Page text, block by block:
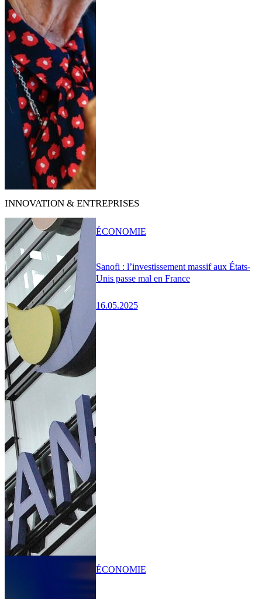
INNOVATION & ENTREPRISES
Sanofi : l’investissement massif aux États-
Unis passe mal en France
16.05.2025
ÉCONOMIE
ÉCONOMIE